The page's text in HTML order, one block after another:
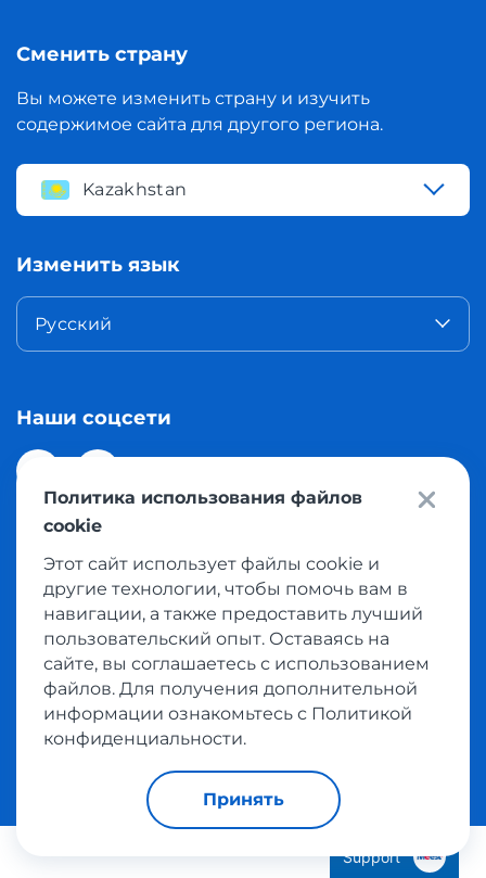
Сменить страну
Вы можете изменить страну и изучить
содержимое сайта для другого региона.
Kazakhstan
Изменить язык
Русский
Наши соцсети
© 2026 Meest Shopping доставка покупок с интернет
магазинов мира в Казахстан. Все права защищены
Политика конфиденциальности
Публичная оферта
Условия пользования сервисом выкупа товаров
Политика использования файлов
cookie
Этот сайт использует файлы cookie и
другие технологии, чтобы помочь вам в
навигации, а также предоставить лучший
пользовательский опыт. Оставаясь на
сайте, вы соглашаетесь с использованием
файлов. Для получения дополнительной
информации ознакомьтесь с Политикой
конфиденциальности.
Принять
Support